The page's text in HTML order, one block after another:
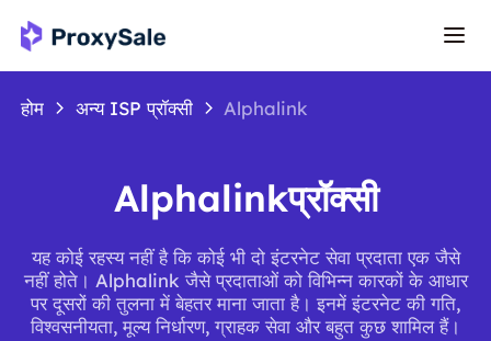
होम अन्य ISP प्रॉक्सी Alphalink
Alphalinkप्रॉक्सी
यह कोई रहस्य नहीं है कि कोई भी दो इंटरनेट सेवा प्रदाता एक जैसे
नहीं होते। Alphalink जैसे प्रदाताओं को विभिन्न कारकों के आधार
पर दूसरों की तुलना में बेहतर माना जाता है। इनमें इंटरनेट की गति,
विश्वसनीयता, मूल्य निर्धारण, ग्राहक सेवा और बहुत कुछ शामिल हैं।